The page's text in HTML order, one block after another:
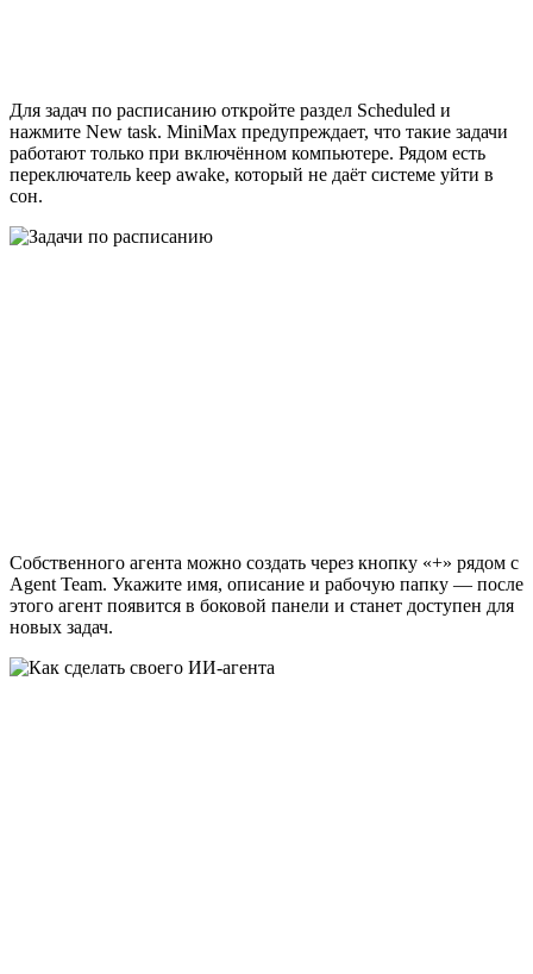
Для задач по расписанию откройте раздел Scheduled и
нажмите New task. MiniMax предупреждает, что такие задачи
работают только при включённом компьютере. Рядом есть
переключатель keep awake, который не даёт системе уйти в
сон.
Собственного агента можно создать через кнопку «+» рядом с
Agent Team. Укажите имя, описание и рабочую папку — после
этого агент появится в боковой панели и станет доступен для
новых задач.